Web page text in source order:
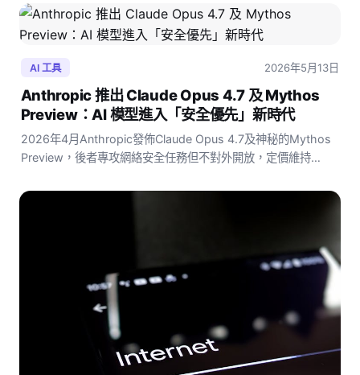
AI 工具 2026年5月13日
Anthropic 推出 Claude Opus 4.7 及 Mythos
Preview：AI 模型進入「安全優先」新時代
2026年4月Anthropic發佈Claude Opus 4.7及神秘的Mythos
Preview，後者專攻網絡安全任務但不對外開放，定價維持